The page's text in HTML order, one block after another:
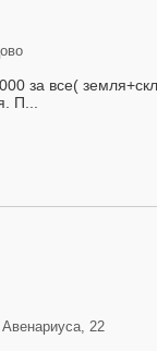
за все(
П...
22